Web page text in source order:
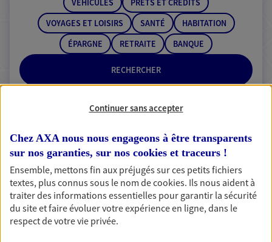
RECHERCHER
VÉHICULES
PRÊTS ET CRÉDITS
VOYAGES ET LOISIRS
SANTÉ
HABITATION
ÉPARGNE
RETRAITE BANQUE
2 résultats correspondent à votre
recherche
Passer les
résultats
Liste Carte
Continuer sans accepter
Chez AXA nous nous engageons à être transparents
sur nos garanties, sur nos cookies et traceurs !
Ensemble, mettons fin aux préjugés sur ces petits fichiers
textes, plus connus sous le nom decookies. Ils nous aident à
traiter des informations essentielles pour garantir la sécurité
du site et faire évoluer votre expérience en ligne, dans le
respect de votre vie privée.